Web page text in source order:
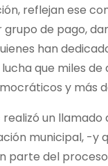
reflejan ese
de pago,
han
que miles
y más
un
municipal, -
parte del